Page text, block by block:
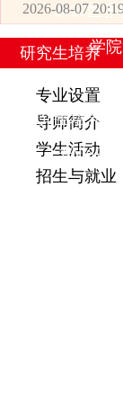
2026世
学
研究生培养
专业设置
2026-08-07
研究生培养
专业设置
导师简介
学生活动
招生与就业